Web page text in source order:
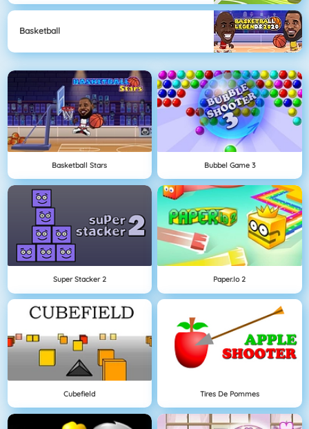
Basketball
Basketball Stars Bubbel Game 3
Super Stacker 2 Paper.io 2
Cubefield Tires De Pommes